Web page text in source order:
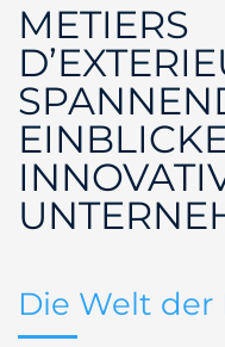
METIERS
Die Welt der